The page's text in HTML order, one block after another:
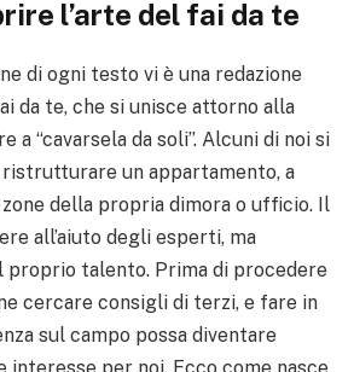
l’arte del fai da te
di ogni testo vi è una redazione
da te, che si unisce attorno alla
a “cavarsela da soli”. Alcuni di noi si
un appartamento, a
della propria dimora o ufficio. Il
all’aiuto degli esperti, ma
proprio talento. Prima di procedere
cercare consigli di terzi, e fare in
sul campo possa diventare